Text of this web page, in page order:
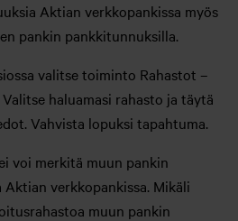
Aktian verkkopankissa myös
pankin pankkitunnuksilla.
valitse toiminto Rahastot –
haluamasi rahasto ja täytä
Vahvista lopuksi tapahtuma.
voi merkitä muun pankin
verkkopankissa. Mikäli
muun pankin